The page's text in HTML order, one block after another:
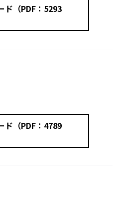
ド（PDF：5293
ド（PDF：4789